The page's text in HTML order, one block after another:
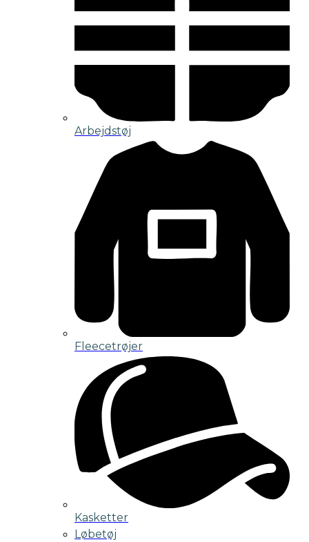
Arbejdstøj
Fleecetrøjer
Kasketter
Løbetøj